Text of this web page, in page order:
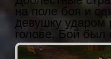
на поле боя и
девушку ударом
голове. Бой был